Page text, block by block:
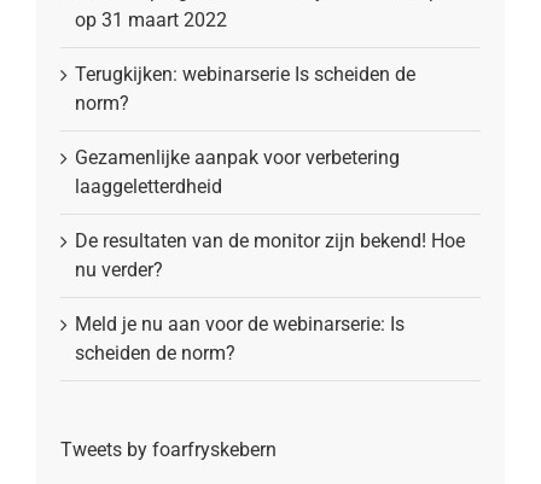
op 31 maart 2022
Terugkijken: webinarserie Is scheiden de
norm?
Gezamenlijke aanpak voor verbetering
laaggeletterdheid
De resultaten van de monitor zijn bekend! Hoe
nu verder?
Meld je nu aan voor de webinarserie: Is
scheiden de norm?
Tweets by foarfryskebern